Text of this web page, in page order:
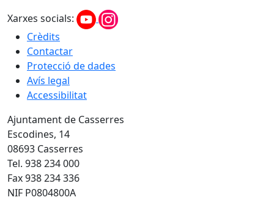
Xarxes socials:
Crèdits
Contactar
Protecció de dades
Avís legal
Accessibilitat
Ajuntament de Casserres
Escodines, 14
08693 Casserres
Tel. 938 234 000
Fax 938 234 336
NIF P0804800A